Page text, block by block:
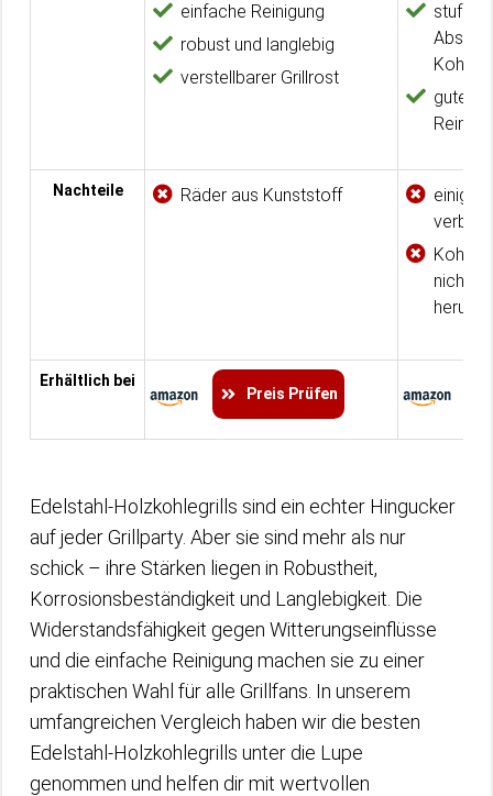
einfache Reinigung
robust und langlebig
verstellbarer Grillrost
gute
Nachteile Räder aus Kunststoff
einige
nicht
Erhältlich bei
Preis Prüfen
Edelstahl-Holzkohlegrills sind ein echter Hingucker
auf jeder Grillparty. Aber sie sind mehr als nur
schick – ihre Stärken liegen in Robustheit,
Korrosionsbeständigkeit und Langlebigkeit. Die
Widerstandsfähigkeit gegen Witterungseinflüsse
und die einfache Reinigung machen sie zu einer
praktischen Wahl für alle Grillfans. In unserem
umfangreichen Vergleich haben wir die besten
Edelstahl-Holzkohlegrills unter die Lupe
genommen und helfen dir mit wertvollen